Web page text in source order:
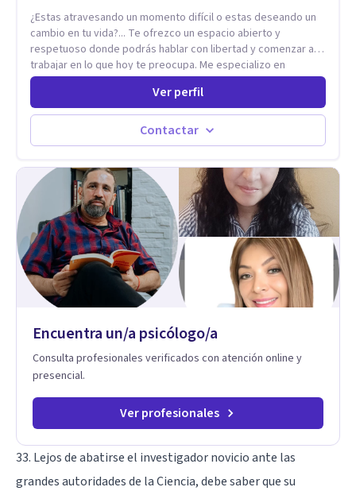
¿Estas atravesando un momento difícil o estas deseando un
cambio en tu vida?... Te ofrezco un espacio abierto y
respetuoso donde podrás hablar con libertad y comenzar a
trabajar en lo que hoy te preocupa. Me especializo en
Trastornos de Ansiedad y a lo largo de mi experiencia
profesional he acompañado a muchas Familias y Parejas con
distintas problemáticas como el manejo del estrés,
Autoestima, Gestión de la Ira, Depresión, Retos en la Crianza,
Codependencia, Celos, entre otros. Cuento con más de 12
trabajado en distintos contextos clínicos con niños,
Adolescentes y Adultos
Ver perfil
Contactar
Encuentra un/a psicólogo/a
Consulta profesionales verificados con atención online y
presencial.
Ver profesionales
33. Lejos de abatirse el investigador novicio ante las
grandes autoridades de la Ciencia, debe saber que su